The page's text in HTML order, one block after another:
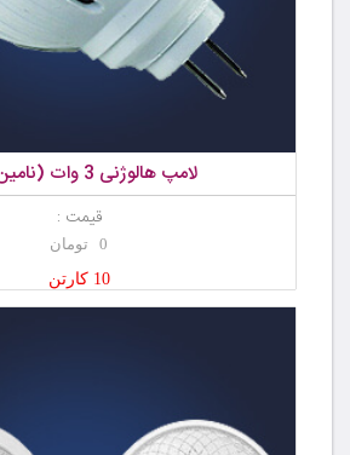
لامپ هالوژنی 3 وات (نامین نور)
قیمت :
0 تومان
10 کارتن